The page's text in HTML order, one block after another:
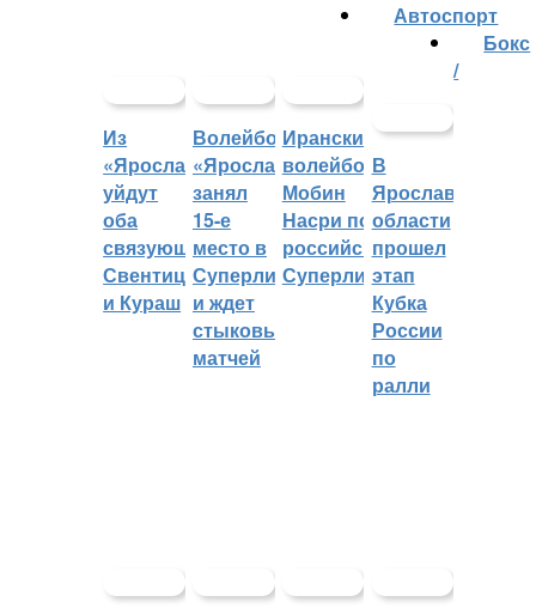
Из
«Ярославича»
уйдут
оба
связующих:
Свентицкис
и Кураш
Волейбольный
«Ярославич»
занял
15-е
место в
Суперлиге
и ждет
стыковых
матчей
Иранский
волейболист
Мобин
Насри покинет
российскую
Суперлигу
Автоспорт
В
Ярославской
области
прошел
этап
Кубка
России
по
ралли
Бокс
/